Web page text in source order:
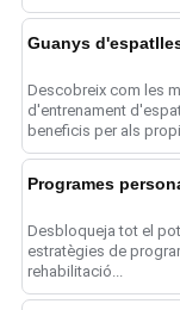
Guanys
Descobreix com les
d'entrenament
beneficis per als
te...
Programes
Desbloqueja tot el
estratègies de
rehabilitació...